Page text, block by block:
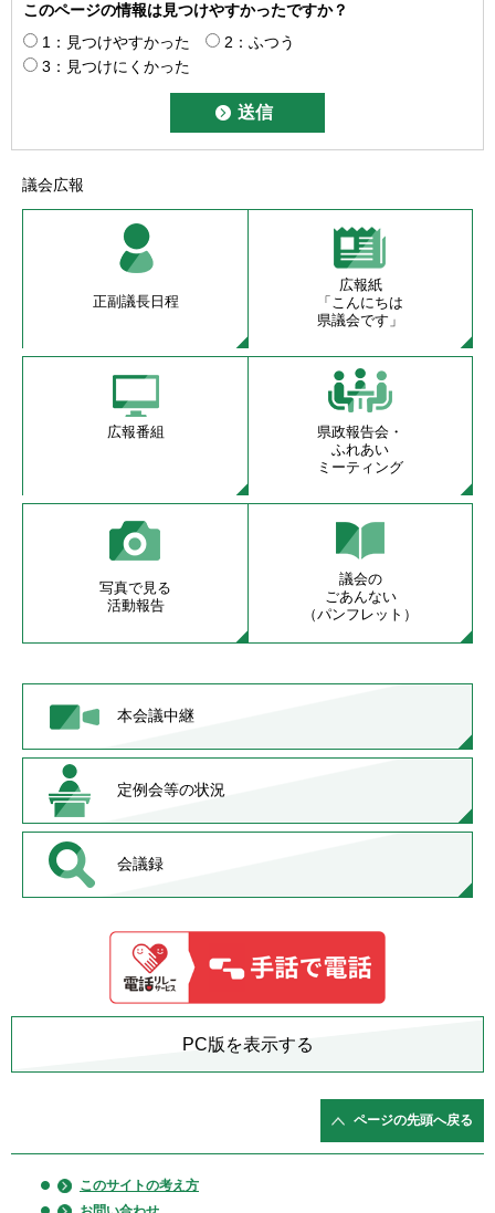
このページの情報は見つけやすかったですか？
1：見つけやすかった
2：ふつう
3：見つけにくかった
議会広報
正副議長日程
広報紙
「こんにちは
県議会です」
広報番組
県政報告会・
ふれあい
ミーティング
写真で見る
活動報告
議会の
ごあんない
（パンフレット）
本会議中継
定例会等の状況
会議録
PC版を表示する
ページの先頭へ戻る
このサイトの考え方